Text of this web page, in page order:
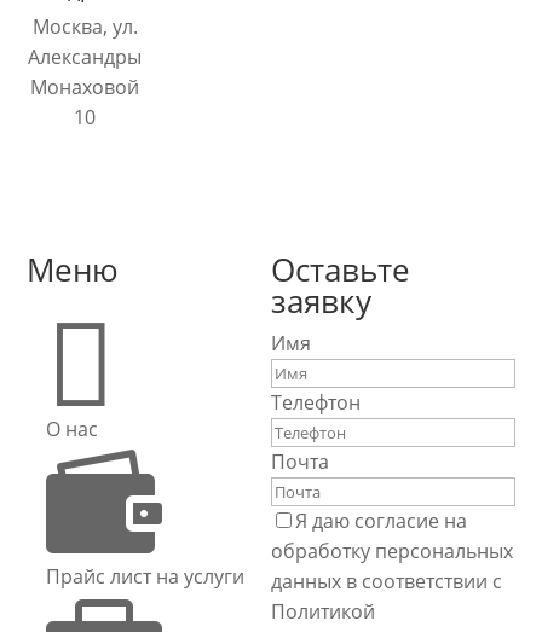
Москва, ул.
Александры
Монаховой
10
Меню

О нас

Прайс лист на услуги
Оставьте
заявку
Имя
Телефтон
Почта
Я даю согласие на
обработку персональных
данных в соответствии с
Политикой